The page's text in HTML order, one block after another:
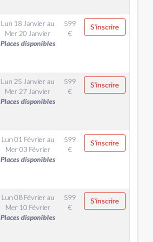
Lun 18 Janvier au
Mer 20 Janvier
Places disponibles
599
€
S'inscrire
Lun 25 Janvier au
Mer 27 Janvier
Places disponibles
599
€
S'inscrire
Lun 01 Février au
Mer 03 Février
Places disponibles
599
€
S'inscrire
Lun 08 Février au
Mer 10 Février
Places disponibles
599
€
S'inscrire